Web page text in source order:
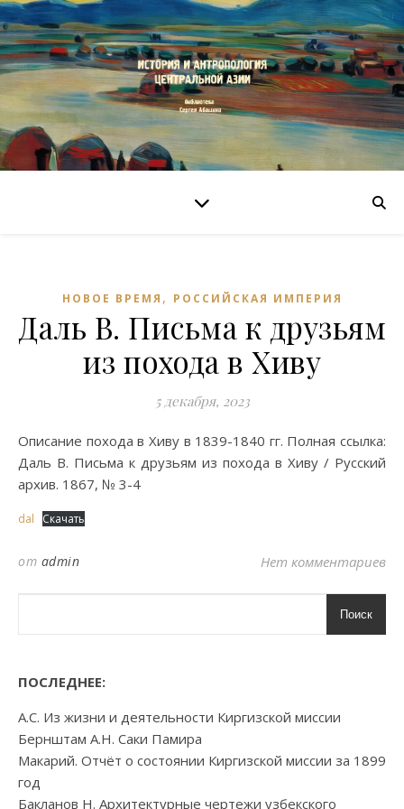
НОВОЕ ВРЕМЯ , РОССИЙСКАЯ ИМПЕРИЯ
Даль В. Письма к друзьям
из похода в Хиву
5 декабря, 2023
Описание похода в Хиву в 1839-1840 гг. Полная ссылка:
Даль В. Письма к друзьям из похода в Хиву / Русский
архив. 1867, № 3-4
dal Скачать
от admin Нет комментариев
Поиск
ПОСЛЕДНЕЕ:
А.С. Из жизни и деятельности Киргизской миссии
Бернштам А.Н. Саки Памира
Макарий. Отчёт о состоянии Киргизской миссии за 1899
год
Бакланов Н. Архитектурные чертежи узбекского